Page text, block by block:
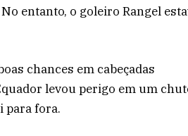
entanto, o goleiro Rangel
chances em cabeçadas
levou perigo em um
para fora.